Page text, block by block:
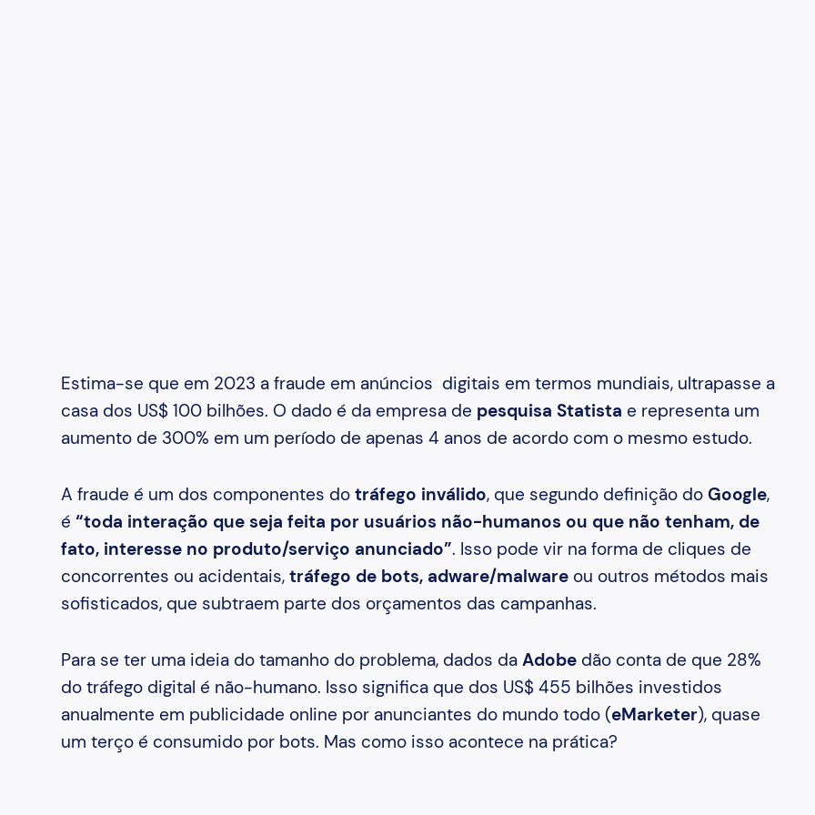
Estima-se que em 2023 a fraude em anúncios digitais em termos mundiais, ultrapasse a
casa dos US$ 100 bilhões. O dado é da empresa de pesquisa Statista e representa um
aumento de 300% em um período de apenas 4 anos de acordo com o mesmo estudo.
A fraude é um dos componentes do tráfego inválido, que segundo definição do Google,
é “toda interação que seja feita por usuários não-humanos ou que não tenham, de
fato, interesse no produto/serviço anunciado”. Isso pode vir na forma de cliques de
concorrentes ou acidentais,tráfego de bots, adware/malwareou outros métodos mais
sofisticados, que subtraem parte dos orçamentos das campanhas.
Para se ter uma ideia do tamanho do problema, dados da Adobedão conta de que 28%
do tráfego digital é não-humano. Isso significa que dos US$ 455 bilhões investidos
anualmente em publicidade online por anunciantes do mundo todo (eMarketer), quase
um terço é consumido por bots. Mas como isso acontece na prática?